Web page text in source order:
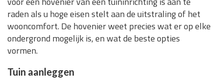
raden als u hoge eisen stelt aan de uitstraling of het
wooncomfort. De hovenier weet precies wat er op elke
ondergrond mogelijk is, en wat de beste opties
vormen.
Tuin aanleggen